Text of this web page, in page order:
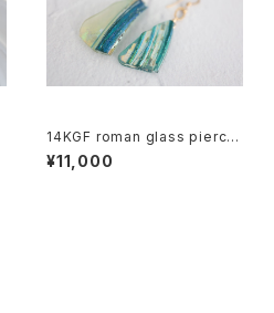
14KGF roman glass pierce
[kgf5586]
¥11,000